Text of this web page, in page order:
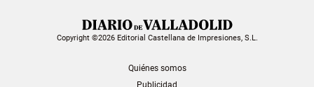
Copyright ©2026 Editorial Castellana de Impresiones, S.L.
Quiénes somos